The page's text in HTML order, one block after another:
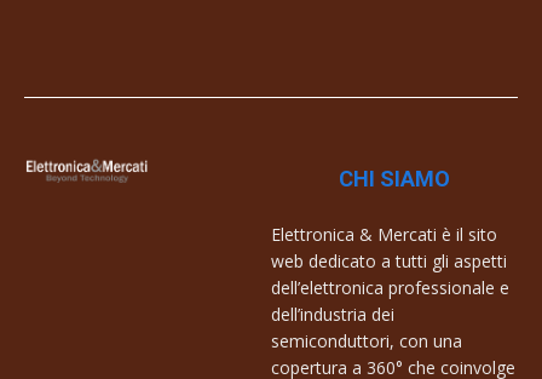
CHI SIAMO
Elettronica & Mercati è il sito
web dedicato a tutti gli aspetti
dell’elettronica professionale e
dell’industria dei
semiconduttori, con una
copertura a 360° che coinvolge